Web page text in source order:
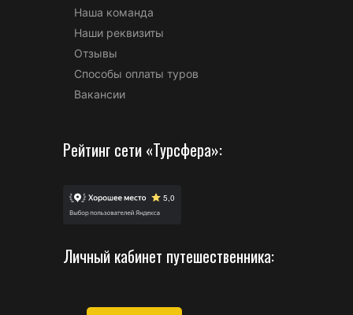
Наша команда
Наши реквизиты
Отзывы
Способы оплаты туров
Вакансии
Рейтинг сети «Турсфера»:
Личный кабинет путешественника: